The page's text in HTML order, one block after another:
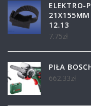
ELEKTRO-
12.13
7.75zł
PIŁA
662.33zł